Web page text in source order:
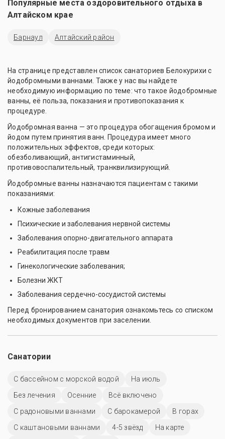
Популярные места оздоровительного отдыха в
Алтайском крае
Барнаул Алтайский район
На странице представлен список санаториев Белокурихи с
йодобромными ваннами. Также у нас вы найдете
необходимую информацию по теме: что такое йодобромные
ванны, её польза, показания и противопоказания к
процедуре.
Йодобромная ванна — это процедура обогащения бромом и
йодом путем принятия ванн. Процедура имеет много
положительных эффектов, среди которых:
обезболивающий, антигистаминный,
противовоспалительный, транквилизирующий.
Йодобромные ванны назначаются пациентам с такими
показаниями:
Кожные заболевания
Психические и заболевания нервной системы
Заболевания опорно-двигательного аппарата
Реабилитация после травм
Гинекологические заболевания;
Болезни ЖКТ
Заболевания сердечно-сосудистой системы
Перед бронированием санатория ознакомьтесь со списком
необходимых документов при заселении.
Санатории
С бассейном с морской водой
На июль
Без лечения
Осенние
Всё включено
С радоновыми ваннами
С барокамерой
В горах
С каштановыми ваннами
4-5 звёзд
На карте